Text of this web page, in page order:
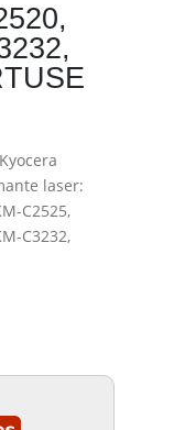
laser:
C2525,
C3232,